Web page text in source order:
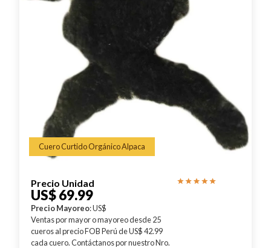
Cuero Curtido Orgánico Alpaca
Precio Unidad
US$ 69.99
Precio Mayoreo: US$
Ventas por mayor o mayoreo desde 25
cueros al precio FOB Perú de US$ 42.99
cada cuero. Contáctanos por nuestro Nro.